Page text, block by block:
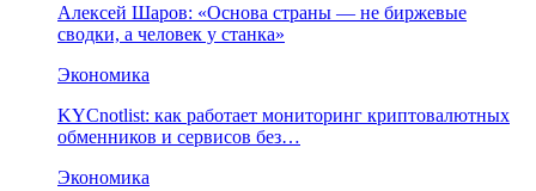
Алексей Шаров: «Основа страны — не биржевые
сводки, а человек у станка»
Экономика
KYCnotlist: как работает мониторинг криптовалютных
обменников и сервисов без…
Экономика